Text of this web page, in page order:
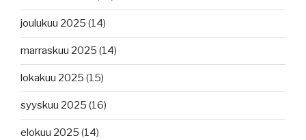
joulukuu 2025 (14)
marraskuu 2025 (14)
lokakuu 2025 (15)
syyskuu 2025 (16)
elokuu 2025 (14)